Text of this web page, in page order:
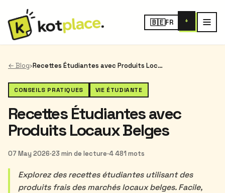
🇧🇪FR +
← Blog› Recettes Étudiantes avec Produits Locaux Belges
CONSEILS PRATIQUES VIE ÉTUDIANTE
Recettes Étudiantes avec
Produits Locaux Belges
07 May 2026·23 min de lecture·4 481 mots
Explorez des recettes étudiantes utilisant des
produits frais des marchés locaux belges. Facile,